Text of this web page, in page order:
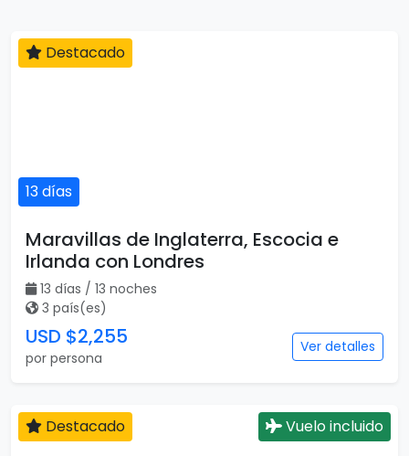
13 días
Destacado
Maravillas de Inglaterra, Escocia e
Irlanda con Londres
13 días / 13 noches
3 país(es)
USD $2,255
por persona
Ver detalles
Destacado Vuelo incluido